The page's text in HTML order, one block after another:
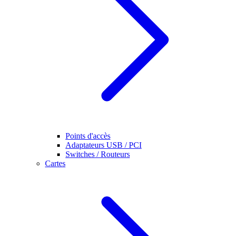
Points d'accès
Adaptateurs USB / PCI
Switches / Routeurs
Cartes